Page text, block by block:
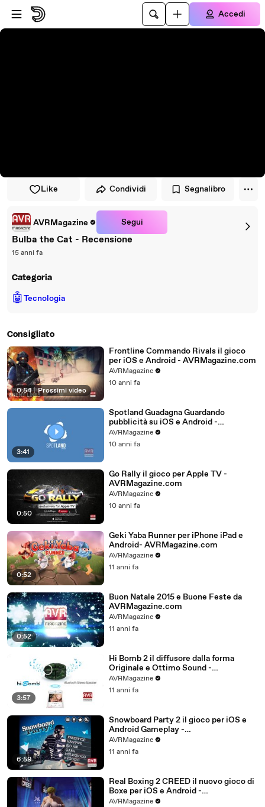
Vai al lettore
Passa al contenuto principale
Accedi
Like Condividi Segnalibro
AVRMagazine Segui
Bulba the Cat - Recensione
15 anni fa
Categoria
🤖Tecnologia
Consigliato
0:54 | Prossimi video
Frontline Commando Rivals il gioco
per iOS e Android - AVRMagazine.com
AVRMagazine
10 anni fa
3:41
Spotland Guadagna Guardando
pubblicità su iOS e Android -
AVRMagazine.com
AVRMagazine
10 anni fa
0:50
Go Rally il gioco per Apple TV -
AVRMagazine.com
AVRMagazine
10 anni fa
0:52
Geki Yaba Runner per iPhone iPad e
Android- AVRMagazine.com
AVRMagazine
11 anni fa
0:52
Buon Natale 2015 e Buone Feste da
AVRMagazine.com
AVRMagazine
11 anni fa
3:57
Hi Bomb 2 il diffusore dalla forma
Originale e Ottimo Sound -
AVRMagazine.com
AVRMagazine
11 anni fa
6:59
Snowboard Party 2 il gioco per iOS e
Android Gameplay -
AVRMagazine.com (720p)
AVRMagazine
11 anni fa
Real Boxing 2 CREED il nuovo gioco di
Boxe per iOS e Android -
AVRMagazine.com
AVRMagazine